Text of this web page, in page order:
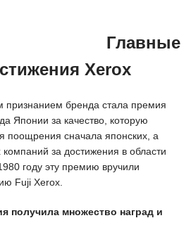
Главные
Xerox
бренда стала премия
Японии за качество, которую
поощрения сначала японских, а
за достижения в области
году эту премию вручили
Fuji Xerox.
получила множество наград и